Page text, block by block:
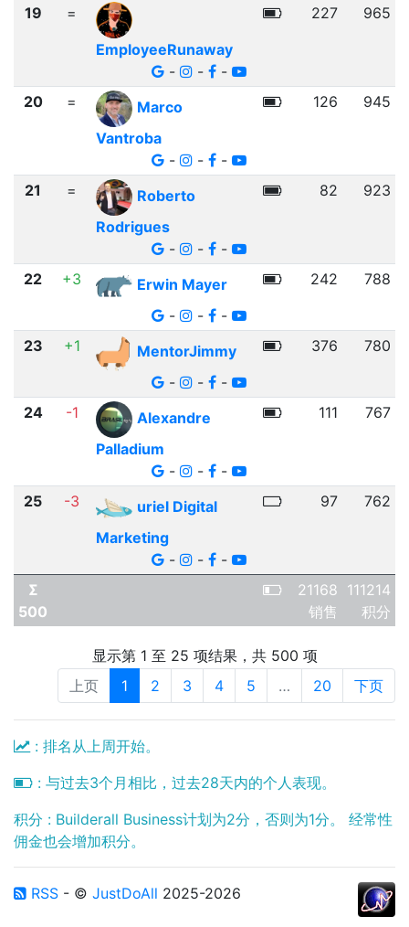
19
=
EmployeeRunaway
-
- -
227 965
20 =
Marco
Vantroba
-
- -
126 945
21 =
Roberto
Rodrigues
-
- -
82 923
22 +3
Erwin Mayer
-
- -
242 788
23 +1
MentorJimmy
-
- -
376 780
24 -1
Alexandre
Palladium
-
- -
111 767
25 -3
uriel Digital
Marketing
-
- -
97 762
Σ
500
21168
销售
111214
积分
显示第 1 至 25 项结果，共 500 项
上页
1 2 3 4 5 … 20 下页
: 排名从上周开始。
: 与过去3个月相比，过去28天内的个人表现。
积分 : Builderall Business计划为2分，否则为1分。 经常性
佣金也会增加积分。
RSS - © JustDoAll 2025-2026